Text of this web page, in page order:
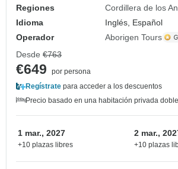
Regiones
Cordillera de los
Idioma
Inglés, Español
Operador
Aborigen Tours
Desde €763
€649
por persona
Regístrate para acceder a los descuentos
Precio basado en una habitación privada doble
1 mar., 2027
+10 plazas libres
2 mar.,
+10 plazas